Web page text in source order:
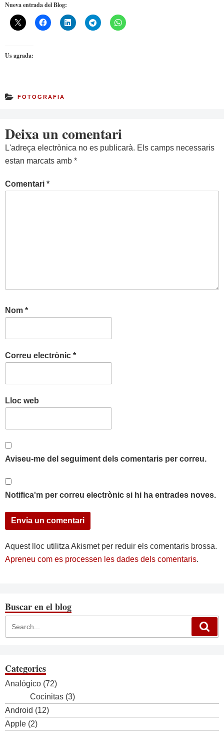
Nueva entrada del Blog:
Us agrada:
FOTOGRAFIA
Deixa un comentari
L'adreça electrònica no es publicarà. Els camps necessaris
estan marcats amb *
Comentari *
Nom *
Correu electrònic *
Lloc web
Aviseu-me del seguiment dels comentaris per correu.
Notifica'm per correu electrònic si hi ha entrades noves.
Aquest lloc utilitza Akismet per reduir els comentaris brossa.
Apreneu com es processen les dades dels comentaris.
Buscar en el blog
Categories
Analógico (72)
Cocinitas (3)
Android (12)
Apple (2)